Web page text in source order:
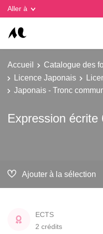
Aller à
Accueil Catalogue des
Licence Japonais
Japonais - Tronc
Expression écrite
Ajouter à la sélection
ECTS
2 crédits
Gestion des cookies